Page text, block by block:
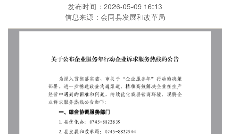
发布时间：2026-05-09 16:13
信息来源：会同县发展和改革局